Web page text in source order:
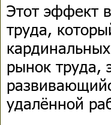
Этот эффект
труда,
рынок труда,
удалённой